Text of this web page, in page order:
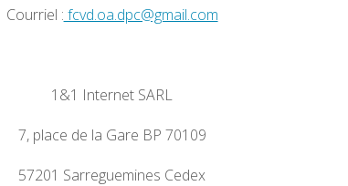
Courriel : fcvd.oa.dpc@gmail.com
1&1 Internet SARL
7, place de la Gare BP 70109
57201 Sarreguemines Cedex